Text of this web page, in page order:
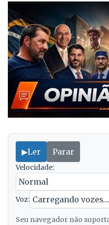
▶Ler Parar
Velocidade:
Voz:
Seu navegador não